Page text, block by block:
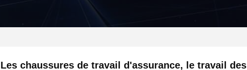
Les chaussures de travail d'assurance, le travail des